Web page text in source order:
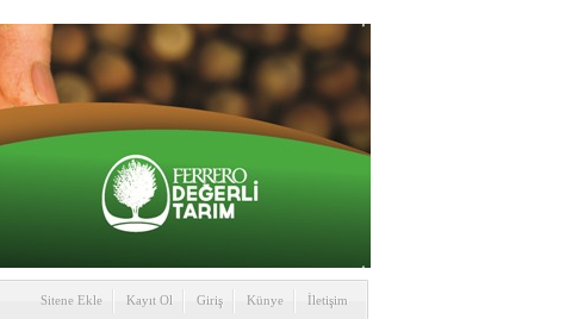
Sitene Ekle Kayıt Ol Giriş Künye İletişim